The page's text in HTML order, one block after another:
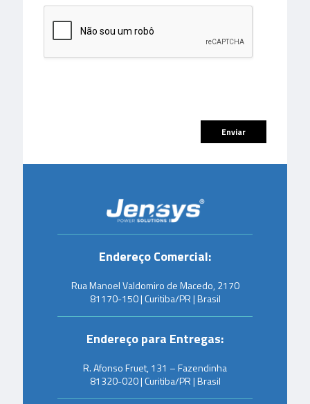
Endereço Comercial:
Rua Manoel Valdomiro de Macedo, 2170
81170-150 | Curitiba/PR | Brasil
Endereço para Entregas:
R. Afonso Fruet, 131 – Fazendinha
81320-020 | Curitiba/PR | Brasil